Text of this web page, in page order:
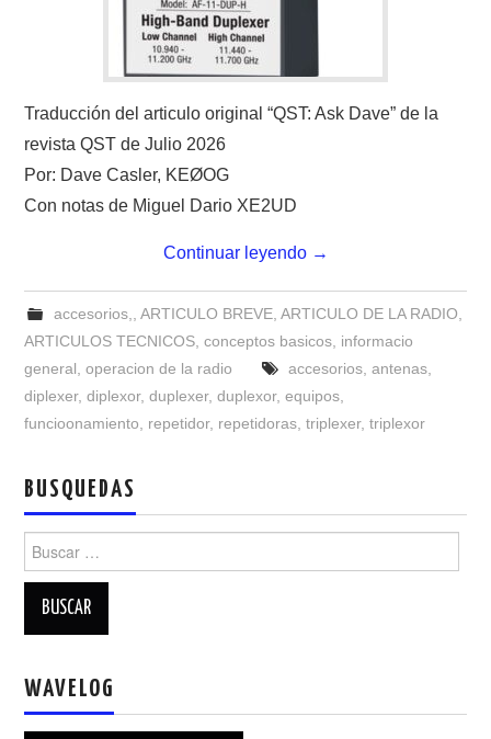
Traducción del articulo original “QST: Ask Dave” de la
revista QST de Julio 2026
Por: Dave Casler, KEØOG
Con notas de Miguel Dario XE2UD
Continuar leyendo →
accesorios,, ARTICULO BREVE, ARTICULO DE LA RADIO,
ARTICULOS TECNICOS,conceptos basicos, informacio
general,operacion de la radio accesorios, antenas,
diplexer,diplexor,duplexer,duplexor,equipos,
funcioonamiento, repetidor, repetidoras,triplexer,triplexor
BUSQUEDAS
Buscar:
WAVELOG